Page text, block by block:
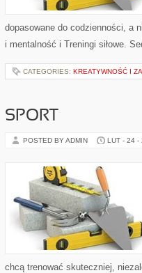
dopasowane do codzienności, a
i mentalność i Treningi siłowe.
CATEGORIES: KREATYWNOŚĆ I
SPORT
POSTED BY ADMIN LUT - 24 -
chcą trenować skuteczniej,